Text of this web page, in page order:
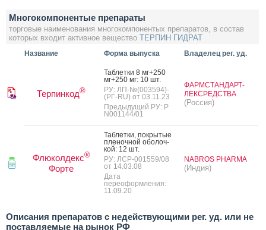
Многокомпонентые препараты
торговые наименования многокомпонентых препаратов, в состав
которых входит активное вещество ТЕРПИН ГИДРАТ
Название Форма выпуска Владелец рег. уд.
Терпинкод®
Таб­летки 8 мг+250
мг+250 мг: 10 шт.
РУ: ЛП-№(003594)-
(РГ-RU) от 03.11.23
Предыдущий РУ: Р
N001144/01
ФАРМСТАНДАРТ-
ЛЕКСРЕДСТВА
(Россия)
Флюколдекс®
Форте
Таб­летки, пок­ры­тые
пле­ноч­ной обо­лоч­
кой: 12 шт.
РУ: ЛСР-001559/08
от 14.03.08
Дата
переоформления:
11.09.20
NABROS PHARMA
(Индия)
Описания препаратов с недействующими рег. уд. или не
поставляемые на рынок РФ